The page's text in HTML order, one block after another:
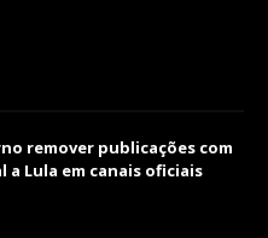
remover publicações com
a Lula em canais oficiais